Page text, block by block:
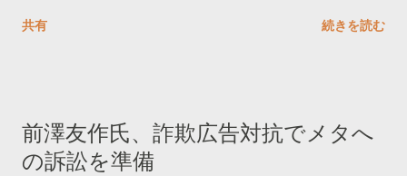
学しました。 ー バズの目安は1300リツイート ー 人は16の熱量
トするのか？ https://marketing.twitter.com/ja/insights/kakusan
共有 続きを読む
前澤友作氏、詐欺広告対抗でメタへ
の訴訟を準備